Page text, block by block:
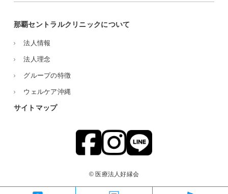
那覇セントラルクリニックについて
法人情報
法人理念
グループの特徴
ウェルケア沖縄
サイトマップ
© 医療法人好縁会